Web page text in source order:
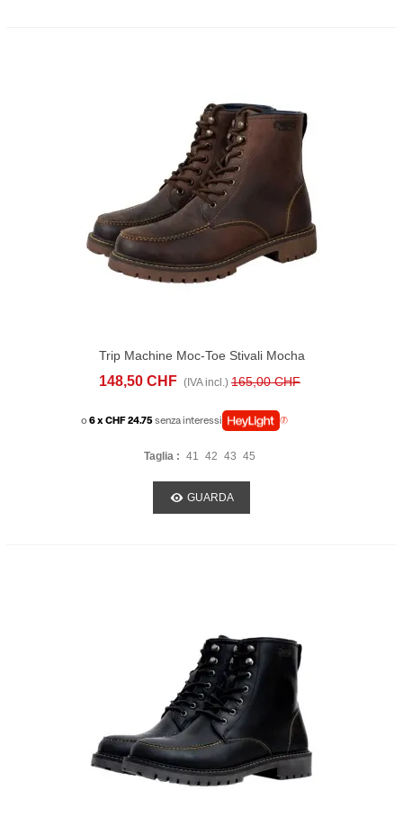
Trip Machine Moc-Toe Stivali Mocha
148,50 CHF (IVA incl.) 165,00 CHF
o6 x CHF 24.75senza interessi
Taglia : 41 42 43 45
GUARDA